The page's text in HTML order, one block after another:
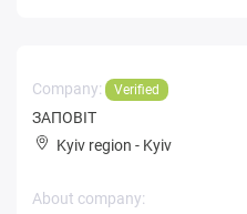
Company: Verified
ЗАПОВІТ
Kyiv region - Kyiv
About company: